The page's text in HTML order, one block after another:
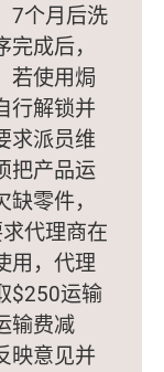
7个月后洗
成后，
若使用焗
行解锁并
求派员维
把产品运
零件，
代理商在
用，代理
$250运输
输费减
映意见并